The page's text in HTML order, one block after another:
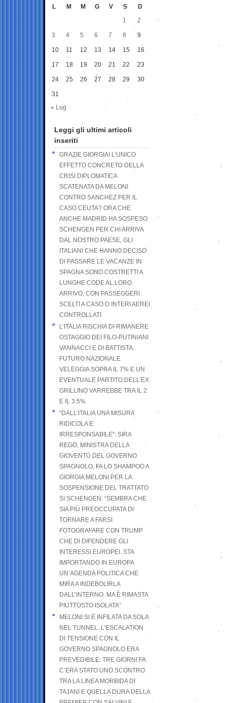
L M M G V S
D
1
2
3 4 5 6 7 8 9
10 11 12 13 14 15 16
17 18 19 20 21 22 23
24 25 26 27 28 29 30
31
« Lug
Leggi gli ultimi articoli
inseriti
GRAZIE GIORGIA! L’UNICO
EFFETTO CONCRETO DELLA
CRISI DIPLOMATICA
SCATENATA DA MELONI
CONTRO SANCHEZ PER IL
CASO CEUTA? ORA CHE
ANCHE MADRID HA SOSPESO
SCHENGEN PER CHI ARRIVA
DAL NOSTRO PAESE, GLI
ITALIANI CHE HANNO DECISO
DI PASSARE LE VACANZE IN
SPAGNA SONO COSTRETTI A
LUNGHE CODE AL LORO
ARRIVO, CON PASSEGGERI
SCELTI A CASO O INTERI AEREI
CONTROLLATI
L’ITALIA RISCHIA DI RIMANERE
OSTAGGIO DEI FILO-PUTINIANI
VANNACCI E DI BATTISTA.
FUTURO NAZIONALE
VELEGGIA SOPRA IL 7% E UN
EVENTUALE PARTITO DELL’EX
GRILLINO VARREBBE TRA IL 2
E IL 3.5%
“DALL’ITALIA UNA MISURA
RIDICOLA E
IRRESPONSABILE”: SIRA
REGO, MINISTRA DELLA
GIOVENTÙ DEL GOVERNO
SPAGNOLO, FA LO SHAMPOO A
GIORGIA MELONI PER LA
SOSPENSIONE DEL TRATTATO
SI SCHENGEN: “SEMBRA CHE
SIA PIÙ PREOCCUPATA DI
TORNARE A FARSI
FOTOGRAFARE CON TRUMP
CHE DI DIFENDERE GLI
INTERESSI EUROPEI. STA
IMPORTANDO IN EUROPA
UN’AGENDA POLITICA CHE
MIRA A INDEBOLIRLA
DALL’INTERNO. MA È RIMASTA
PIUTTOSTO ISOLATA”
MELONI SI È INFILATA DA SOLA
NEL TUNNEL. L’ESCALATION
DI TENSIONE CON IL
GOVERNO SPAGNOLO ERA
PREVEDIBILE: TRE GIORNI FA
C’ERA STATO UNO SCONTRO
TRA LA LINEA MORBIDA DI
TAJANI E QUELLA DURA DELLA